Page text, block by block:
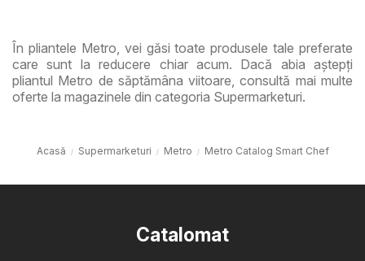
În pliantele Metro, vei găsi toate produsele tale preferate
care sunt la reducere chiar acum. Dacă abia aștepți
pliantul Metro de săptămâna viitoare, consultă mai multe
oferte la magazinele din categoria Supermarketuri.
Acasă Supermarketuri Metro Metro Catalog Smart Chef
Catalomat